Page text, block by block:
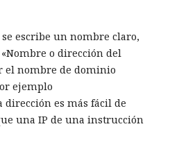
escribe un nombre claro,
o dirección del
el nombre de dominio
ejemplo
dirección es más fácil de
una IP de una instrucción